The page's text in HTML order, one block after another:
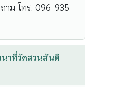
าม โทร. 096-935
นาที่วัดสวนสันติ